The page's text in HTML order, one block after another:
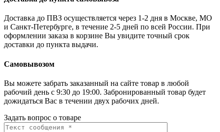
Доставка до ПВЗ осуществляется через 1-2 дня в Москве, МО
и Санкт-Петербурге, в течение 2-5 дней по всей России. При
оформлении заказа в корзине Вы увидите точный срок
доставки до пункта выдачи.
Самовывозом
Вы можете забрать заказанный на сайте товар в любой
рабочий день с 9:30 до 19:00. Забронированный товар будет
дожидаться Вас в течении двух рабочих дней.
Задать вопрос о товаре